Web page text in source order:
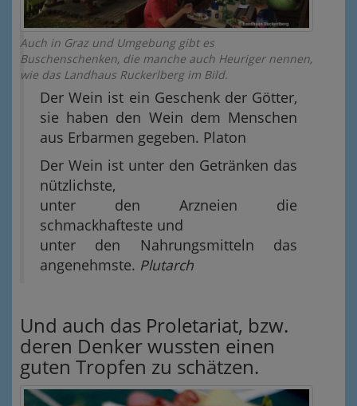
Auch in Graz und Umgebung gibt es
Buschenschenken, die manche auch Heuriger nennen,
wie das Landhaus Ruckerlberg im Bild.
Der Wein ist ein Geschenk der Götter,
sie haben den Wein dem Menschen
aus Erbarmen gegeben. Platon
Der Wein ist unter den Getränken das
nützlichste,
unter den Arzneien die
schmackhafteste und
unter den Nahrungsmitteln das
angenehmste. Plutarch
Und auch das Proletariat, bzw.
deren Denker wussten einen
guten Tropfen zu schätzen.